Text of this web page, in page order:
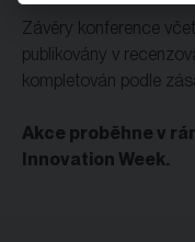
Závěry konference
publikovány v
kompletován podle
Akce proběhne v
Innovation Week.